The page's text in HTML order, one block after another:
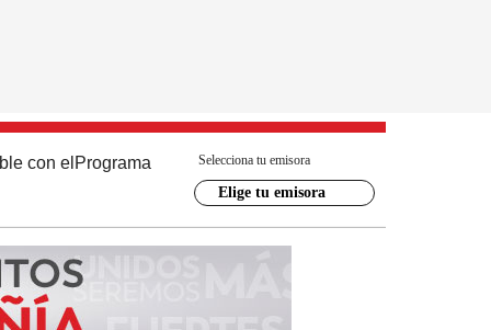
con el Programa Selecciona tu emisora
Elige tu emisora